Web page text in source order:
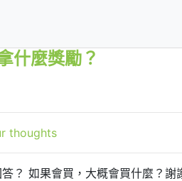
什麼獎勵？
thoughts
？ 如果會買，大概會買什麼？謝